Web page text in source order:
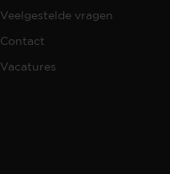
Veelgestelde vragen
Contact
Vacatures